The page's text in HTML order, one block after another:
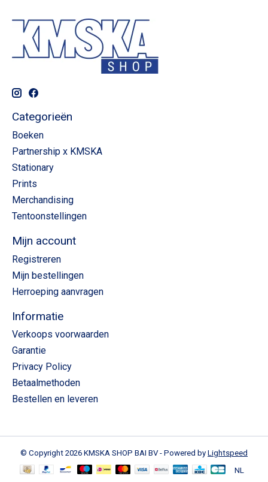
Categorieën
Boeken
Partnership x KMSKA
Stationary
Prints
Merchandising
Tentoonstellingen
Mijn account
Registreren
Mijn bestellingen
Herroeping aanvragen
Informatie
Verkoops voorwaarden
Garantie
Privacy Policy
Betaalmethoden
Bestellen en leveren
© Copyright 2026 KMSKA SHOP BAI BV - Powered by Lightspeed
NL